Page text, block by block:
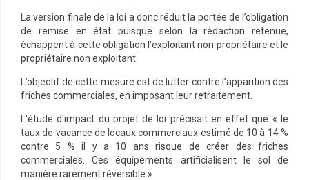
La version finale de la loi a donc réduit la portée de l’obligation
de remise en état puisque selon la rédaction retenue,
échappent à cette obligation l’exploitant non propriétaire et le
propriétaire non exploitant.
L’objectif de cette mesure est de lutter contre l’apparition des
friches commerciales, en imposant leur retraitement.
L'étude d'impact du projet de loi précisait en effet que « le
taux de vacance de locaux commerciaux estimé de 10 à 14 %
contre 5 % il y a 10 ans risque de créer des friches
commerciales. Ces équipements artificialisent le sol de
manière rarement réversible ».